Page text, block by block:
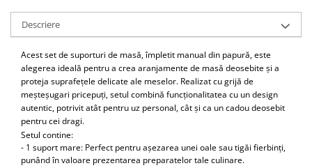
Descriere
Acest set de suporturi de masă, împletit manual din papură, este
alegerea ideală pentru a crea aranjamente de masă deosebite și a
proteja suprafețele delicate ale meselor. Realizat cu grijă de
meșteșugari pricepuți, setul combină funcționalitatea cu un design
autentic, potrivit atât pentru uz personal, cât și ca un cadou deosebit
pentru cei dragi.
Setul contine:
- 1 suport mare: Perfect pentru așezarea unei oale sau tigăi fierbinți,
punând în valoare prezentarea preparatelor tale culinare.